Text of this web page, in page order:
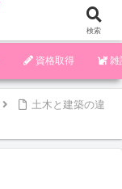
資格取得 雑
土木と建築の違
検索